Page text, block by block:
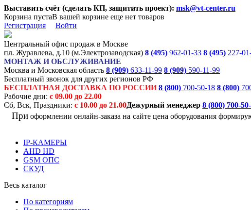
Выставить счёт (сделать КП, защитить проект): msk@vt-center.ru
Корзина пустаВ вашей корзине еще нет товаров
Регистрация
Войти
Центральный офис продаж в Москве
пл. Журавлева, д.10 (м.Электрозаводская) 8 (495) 962-01-33 8 (495) 227-
МОНТАЖ И ОБСЛУЖИВАНИЕ
Москва и Московская область 8 (909) 633-11-99 8 (909) 590-11-99
Бесплатный звонок для других регионов РФ
БЕСПЛАТНАЯ ДОСТАВКА ПО РОССИИ 8 (800) 700-50-18 8 (800)
Рабочие дни: с 09.00 до 22.00
Сб, Вск, Праздники: с 10.00 до 21.00Дежурный менеджер 8 (800) 700-
При оформлении онлайн-заказа на сайте цена оборудования
IP-КАМЕРЫ
AHD HD
GSM ОПС
СКУД
Весь каталог
По категориям